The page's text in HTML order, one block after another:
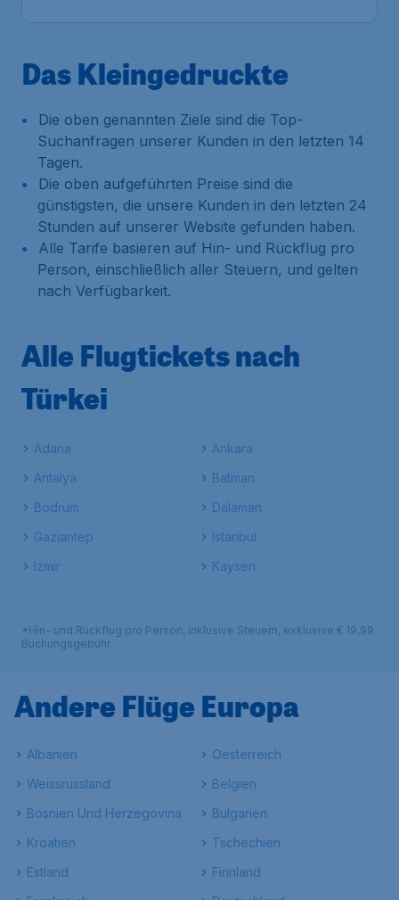
Das Kleingedruckte
Die oben genannten Ziele sind die Top-
Suchanfragen unserer Kunden in den letzten 14
Tagen.
Die oben aufgeführten Preise sind die
günstigsten, die unsere Kunden in den letzten 24
Stunden auf unserer Website gefunden haben.
Alle Tarife basieren auf Hin- und Rückflug pro
Person, einschließlich aller Steuern, und gelten
nach Verfügbarkeit.
Alle Flugtickets nach
Türkei
Adana
Ankara
Antalya
Batman
Bodrum
Dalaman
Gaziantep
Istanbul
Izmir
Kayseri
*Hin- und Rückflug pro Person, inklusive Steuern, exklusive € 19,99
Buchungsgebühr.
Andere Flüge Europa
Albanien
Oesterreich
Weissrussland
Belgien
Bosnien Und Herzegovina
Bulgarien
Kroatien
Tschechien
Estland
Finnland